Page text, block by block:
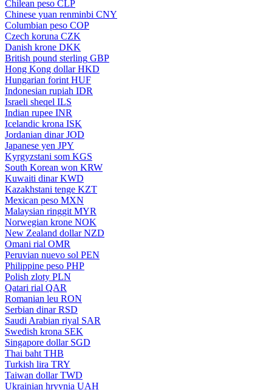
Chilean peso CLP
Chinese yuan renminbi CNY
Columbian peso COP
Czech koruna CZK
Danish krone DKK
British pound sterling GBP
Hong Kong dollar HKD
Hungarian forint HUF
Indonesian rupiah IDR
Israeli sheqel ILS
Indian rupee INR
Icelandic krona ISK
Jordanian dinar JOD
Japanese yen JPY
Kyrgyzstani som KGS
South Korean won KRW
Kuwaiti dinar KWD
Kazakhstani tenge KZT
Mexican peso MXN
Malaysian ringgit MYR
Norwegian krone NOK
New Zealand dollar NZD
Omani rial OMR
Peruvian nuevo sol PEN
Philippine peso PHP
Polish zloty PLN
Qatari rial QAR
Romanian leu RON
Serbian dinar RSD
Saudi Arabian riyal SAR
Swedish krona SEK
Singapore dollar SGD
Thai baht THB
Turkish lira TRY
Taiwan dollar TWD
Ukrainian hryvnia UAH